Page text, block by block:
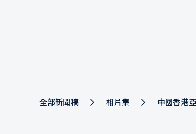
全部新聞稿 相片集 中國香港